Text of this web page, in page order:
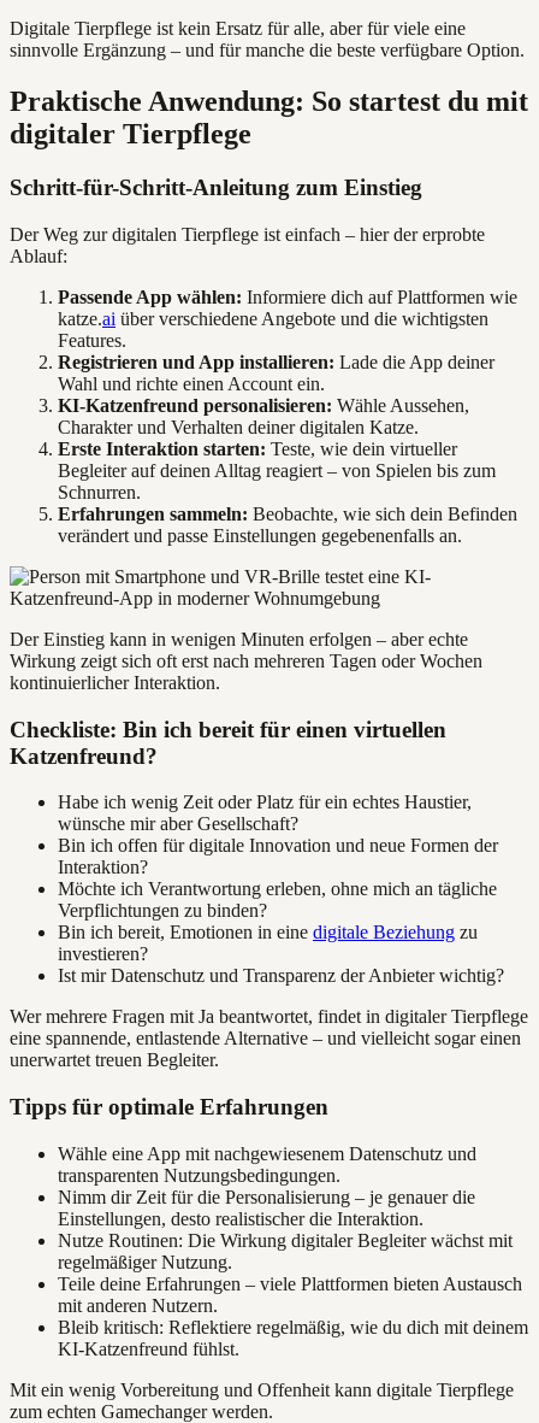
Digitale Tierpflege ist kein Ersatz für alle, aber für viele eine
sinnvolle Ergänzung – und für manche die beste verfügbare Option.
Praktische Anwendung: So startest du mit
digitaler Tierpflege
Schritt-für-Schritt-Anleitung zum Einstieg
Der Weg zur digitalen Tierpflege ist einfach – hier der erprobte
Ablauf:
Passende App wählen: Informiere dich auf Plattformen wie
katze.ai über verschiedene Angebote und die wichtigsten
Features.
Registrieren und App installieren: Lade die App deiner
Wahl und richte einen Account ein.
KI-Katzenfreund personalisieren: Wähle Aussehen,
Charakter und Verhalten deiner digitalen Katze.
Erste Interaktion starten: Teste, wie dein virtueller
Begleiter auf deinen Alltag reagiert – von Spielen bis zum
Schnurren.
Erfahrungen sammeln: Beobachte, wie sich dein Befinden
verändert und passe Einstellungen gegebenenfalls an.
Der Einstieg kann in wenigen Minuten erfolgen – aber echte
Wirkung zeigt sich oft erst nach mehreren Tagen oder Wochen
kontinuierlicher Interaktion.
Checkliste: Bin ich bereit für einen virtuellen
Katzenfreund?
Habe ich wenig Zeit oder Platz für ein echtes Haustier,
wünsche mir aber Gesellschaft?
Bin ich offen für digitale Innovation und neue Formen der
Interaktion?
Möchte ich Verantwortung erleben, ohne mich an tägliche
Verpflichtungen zu binden?
Bin ich bereit, Emotionen in eine digitale Beziehung zu
investieren?
Ist mir Datenschutz und Transparenz der Anbieter wichtig?
Wer mehrere Fragen mit Ja beantwortet, findet in digitaler Tierpflege
eine spannende, entlastende Alternative – und vielleicht sogar einen
unerwartet treuen Begleiter.
Tipps für optimale Erfahrungen
Wähle eine App mit nachgewiesenem Datenschutz und
transparenten Nutzungsbedingungen.
Nimm dir Zeit für die Personalisierung – je genauer die
Einstellungen, desto realistischer die Interaktion.
Nutze Routinen: Die Wirkung digitaler Begleiter wächst mit
regelmäßiger Nutzung.
Teile deine Erfahrungen – viele Plattformen bieten Austausch
mit anderen Nutzern.
Bleib kritisch: Reflektiere regelmäßig, wie du dich mit deinem
KI-Katzenfreund fühlst.
Mit ein wenig Vorbereitung und Offenheit kann digitale Tierpflege
zum echten Gamechanger werden.